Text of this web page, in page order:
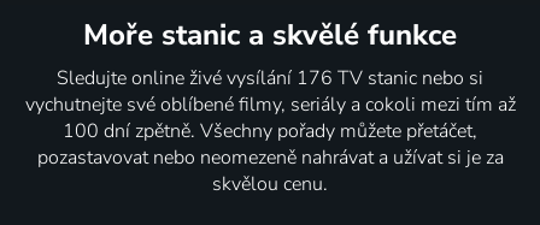
Vlčí doupě
Poslední
tajemství
Kleopatry
Dior,
elegancia
strateného
raja
84%
2 díly 82% 81
5 dílů
Moře stanic a skvělé funkce
Sledujte online živé vysílání 176 TV stanic nebo si
vychutnejte své oblíbené filmy, seriály a cokoli mezi tím až
100 dní zpětně. Všechny pořady můžete přetáčet,
pozastavovat nebo neomezeně nahrávat a užívat si je za
skvělou cenu.